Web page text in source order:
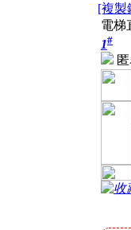
[複製
電梯
1#